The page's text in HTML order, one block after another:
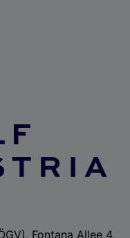
Fontana Allee 4,